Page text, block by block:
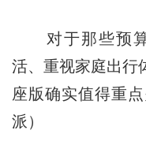
对于那些预算
活、重视家庭出行
座版确实值得重
派）